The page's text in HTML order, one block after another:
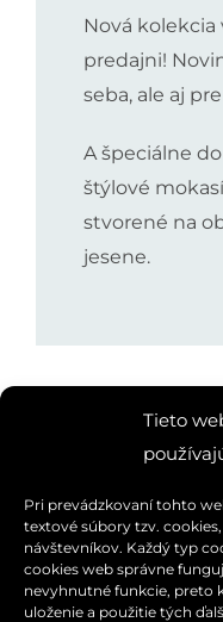
Tieto
Pri prevádzkovaní tohto
textové súbory tzv.
návštevníkov. Každý typ
cookies web správne
nevyhnutné funkcie, preto
uloženie a použitie tých
Nová kolekcia
predajni!
seba, ale aj
A špeciálne
štýlové
stvorené na
jesene.